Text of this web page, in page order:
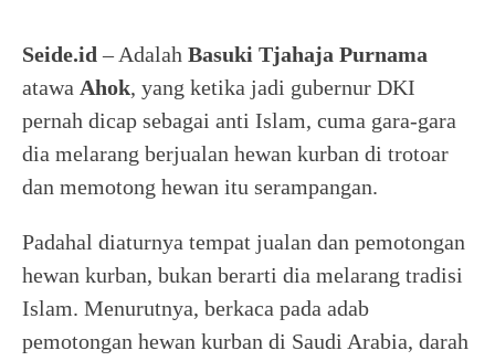
Seide.id – Adalah Basuki Tjahaja Purnama
atawa Ahok, yang ketika jadi gubernur DKI
pernah dicap sebagai anti Islam, cuma gara-gara
dia melarang berjualan hewan kurban di trotoar
dan memotong hewan itu serampangan.
Padahal diaturnya tempat jualan dan pemotongan
hewan kurban, bukan berarti dia melarang tradisi
Islam. Menurutnya, berkaca pada adab
pemotongan hewan kurban di Saudi Arabia, darah